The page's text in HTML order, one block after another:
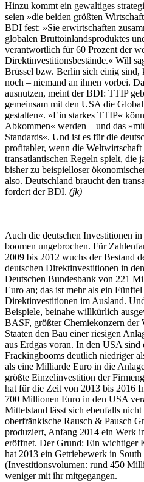
Hinzu kommt ein gewaltiges
seien »die beiden größten
BDI fest: »Sie erwirtschaften
globalen Bruttoinlandsproduktes
verantwortlich für 60 Prozent der
Direktinvestitionsbestände.« Will
Brüssel bzw. Berlin sich einig
noch – niemand an ihnen vorbei.
ausnutzen, meint der BDI: TTIP
gemeinsam mit den USA die
gestalten«. »Ein starkes TTIP«
Abkommen« werden – und das
Standards«. Und ist es für die
profitabler, wenn die
transatlantischen Regeln spielt, die
bisher zu beispielloser
also. Deutschland braucht den
fordert der BDI. (jk)
Auch die deutschen Investitionen
boomen ungebrochen. Für
2009 bis 2012 wuchs der Bestand
deutschen Direktinvestitionen in
Deutschen Bundesbank von 221
Euro an; das ist mehr als ein
Direktinvestitionen im Ausland.
Beispiele, beinahe willkürlich
BASF, größter Chemiekonzern der
Staaten den Bau einer riesigen
aus Erdgas voran. In den USA sind
Frackingbooms deutlich niedriger
als eine Milliarde Euro in die
größte Einzelinvestition der
hat für die Zeit von 2013 bis 2016
700 Millionen Euro in den USA
Mittelstand lässt sich ebenfalls
oberfränkische Rausch & Pausch
produziert, Anfang 2014 ein Werk
eröffnet. Der Grund: Ein wichtiger
hat 2013 ein Getriebewerk in
(Investitionsvolumen: rund 450
weniger mit ihr mitgegangen.